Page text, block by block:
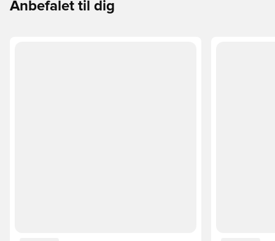
Anbefalet til dig